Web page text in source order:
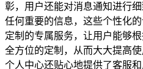
彰，用户还能对消息通知进行
任何重要的信息，这些个性化
定制的专属服务，让用户能够
全方位的定制，从而大大提高
个人中心还贴心地提供了客服